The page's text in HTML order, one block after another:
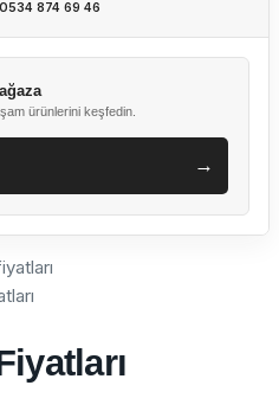
0534 874 69 46
ürünlerini keşfedin.
→